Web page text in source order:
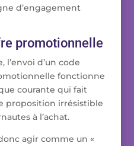
d’engagement
promotionnelle
l’envoi d’un code
fonctionne
courante qui fait
proposition irrésistible
à l’achat.
agir comme un «